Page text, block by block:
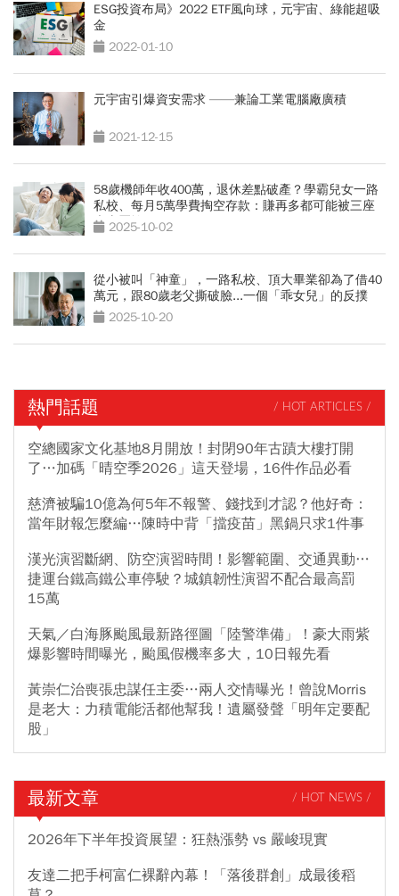
ESG投資布局》2022 ETF風向球，元宇宙、綠能超吸
金
2022-01-10
元宇宙引爆資安需求 ——兼論工業電腦廠廣積
2021-12-15
58歲機師年收400萬，退休差點破產？學霸兒女一路
私校、每月5萬學費掏空存款：賺再多都可能被三座
大山壓垮
2025-10-02
從小被叫「神童」，一路私校、頂大畢業卻為了借40
萬元，跟80歲老父撕破臉...一個「乖女兒」的反撲
2025-10-20
熱門話題 / HOT ARTICLES /
空總國家文化基地8月開放！封閉90年古蹟大樓打開
了…加碼「晴空季2026」這天登場，16件作品必看
慈濟被騙10億為何5年不報警、錢找到才認？他好奇：
當年財報怎麼編…陳時中背「擋疫苗」黑鍋只求1件事
漢光演習斷網、防空演習時間！影響範圍、交通異動…
捷運台鐵高鐵公車停駛？城鎮韌性演習不配合最高罰
15萬
天氣／白海豚颱風最新路徑圖「陸警準備」！豪大雨紫
爆影響時間曝光，颱風假機率多大，10日報先看
黃崇仁治喪張忠謀任主委…兩人交情曝光！曾說Morris
是老大：力積電能活都他幫我！遺屬發聲「明年定要配
股」
最新文章 / HOT NEWS /
2026年下半年投資展望：狂熱漲勢 vs 嚴峻現實
友達二把手柯富仁裸辭內幕！「落後群創」成最後稻